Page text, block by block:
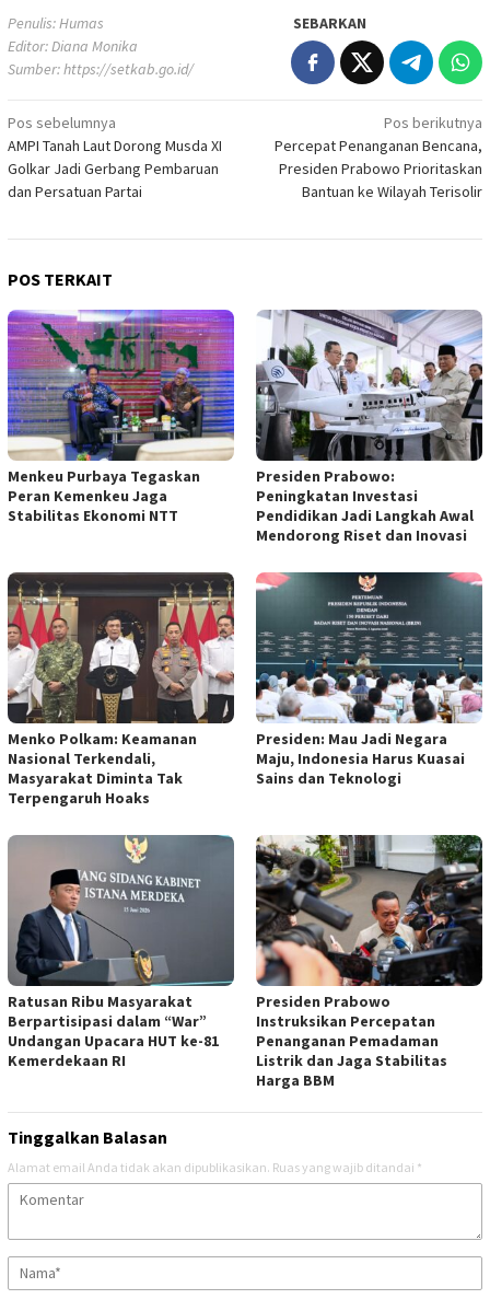
Penulis: Humas
Editor: Diana Monika
Sumber:https://setkab.go.id/
SEBARKAN
Navigasi
pos
Pos sebelumnya
AMPI Tanah Laut Dorong Musda XI
Golkar Jadi Gerbang Pembaruan
dan Persatuan Partai
Pos berikutnya
Percepat Penanganan Bencana,
Presiden Prabowo Prioritaskan
Bantuan ke Wilayah Terisolir
POS TERKAIT
Menkeu Purbaya Tegaskan
Peran Kemenkeu Jaga
Stabilitas Ekonomi NTT
Presiden Prabowo:
Peningkatan Investasi
Pendidikan Jadi Langkah Awal
Mendorong Riset dan Inovasi
Menko Polkam: Keamanan
Nasional Terkendali,
Masyarakat Diminta Tak
Terpengaruh Hoaks
Presiden: Mau Jadi Negara
Maju, Indonesia Harus Kuasai
Sains dan Teknologi
Ratusan Ribu Masyarakat
Berpartisipasi dalam “War”
Undangan Upacara HUT ke-81
Kemerdekaan RI
Presiden Prabowo
Instruksikan Percepatan
Penanganan Pemadaman
Listrik dan Jaga Stabilitas
Harga BBM
Tinggalkan Balasan
Alamat email Anda tidak akan dipublikasikan. Ruas yang wajib ditandai *